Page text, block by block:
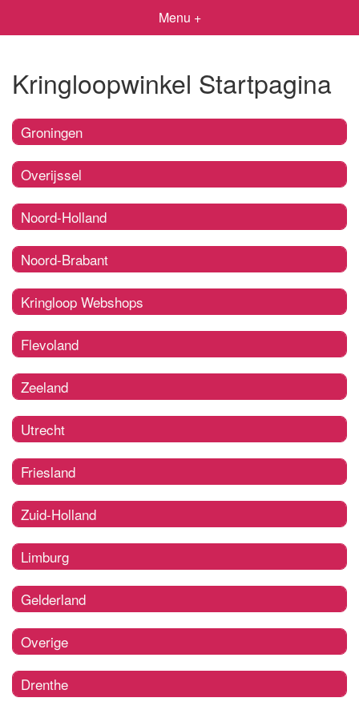
Menu +
Kringloopwinkel Startpagina
Groningen
Overijssel
Noord-Holland
Noord-Brabant
Kringloop Webshops
Flevoland
Zeeland
Utrecht
Friesland
Zuid-Holland
Limburg
Gelderland
Overige
Drenthe